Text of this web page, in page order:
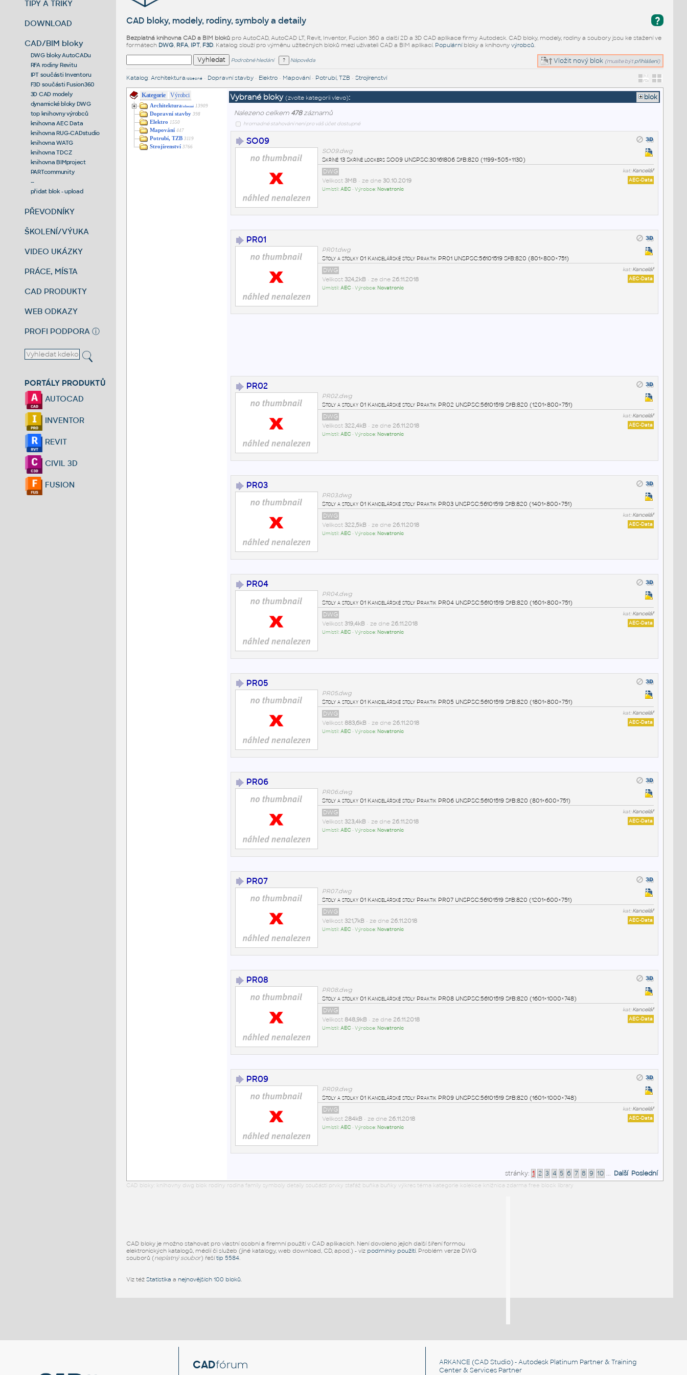
TIPY A TRIKY
DOWNLOAD
CAD/BIM bloky
DWG bloky AutoCADu
RFA rodiny Revitu
IPT součásti Inventoru
F3D součásti Fusion360
3D CAD modely
dynamické bloky DWG
top knihovny výrobců
knihovna AEC Data
knihovna RUG-CADstudio
knihovna WATG
knihovna TDCZ
knihovna BIMproject
PARTcommunity
--
přidat blok - upload
PŘEVODNÍKY
ŠKOLENÍ/VÝUKA
VIDEO UKÁZKY
PRÁCE, MÍSTA
CAD PRODUKTY
WEB ODKAZY
PROFI PODPORA ⓘ
PORTÁLY PRODUKTŮ
AUTOCAD
INVENTOR
REVIT
CIVIL 3D
FUSION
?
CAD bloky, modely, rodiny, symboly a detaily
Bezplatná knihovna CAD a BIM blokůpro AutoCAD, AutoCAD LT, Revit, Inventor, Fusion 360 a další 2D a 3D CAD aplikace firmy Autodesk. CAD bloky, modely, rodiny a soubory jsou ke stažení ve
formátech DWG, RFA, IPT, F3D. Katalog slouží pro výměnu užitečných bloků mezi uživateli CAD a BIM aplikací. Populárníbloky a knihovny výrobců.
Vložit nový blok (musíte být přihlášeni)
Podrobné hledání Nápověda
Katalog: Architektura /obecné• Dopravní stavby• Elektro• Mapování• Potrubí, TZB • Strojírenství
Kategorie Výrobci
Architektura/obecné 13909
Dopravní stavby 398
Elektro 1550
Mapování 447
Potrubí, TZB 3119
Strojírenství 3766
Vybrané bloky (zvolte kategorii vlevo):
blok
Nalezeno celkem 478záznamů
hromadné stahování není pro váš účet dostupné
SO09
SO09.dwg
Skříně 13 Skříně lockers SO09 UNSPSC:30161806 SfB:820 (1199×505×1130)
kat:Kancelář
DWG
AEC-Data
Velikost 3MB• ze dne 30.10.2019
Umístil:AEC• Výrobce: Novatronic
PR01
PR01.dwg
Stoly a stolky 01 Kancelářské stoly Praktik PR01 UNSPSC:56101519 SfB:820 (801×800×751)
kat:Kancelář
DWG
AEC-Data
Velikost 324,2kB• ze dne 26.11.2018
Umístil:AEC• Výrobce: Novatronic
PR02
PR02.dwg
Stoly a stolky 01 Kancelářské stoly Praktik PR02 UNSPSC:56101519 SfB:820 (1201×800×751)
kat:Kancelář
DWG
AEC-Data
Velikost 322,4kB• ze dne 26.11.2018
Umístil:AEC• Výrobce: Novatronic
PR03
PR03.dwg
Stoly a stolky 01 Kancelářské stoly Praktik PR03 UNSPSC:56101519 SfB:820 (1401×800×751)
kat:Kancelář
DWG
AEC-Data
Velikost 322,5kB• ze dne 26.11.2018
Umístil:AEC• Výrobce: Novatronic
PR04
PR04.dwg
Stoly a stolky 01 Kancelářské stoly Praktik PR04 UNSPSC:56101519 SfB:820 (1601×800×751)
kat:Kancelář
DWG
AEC-Data
Velikost 319,4kB• ze dne 26.11.2018
Umístil:AEC• Výrobce: Novatronic
PR05
PR05.dwg
Stoly a stolky 01 Kancelářské stoly Praktik PR05 UNSPSC:56101519 SfB:820 (1801×800×751)
kat:Kancelář
DWG
AEC-Data
Velikost 883,6kB• ze dne 26.11.2018
Umístil:AEC• Výrobce: Novatronic
PR06
PR06.dwg
Stoly a stolky 01 Kancelářské stoly Praktik PR06 UNSPSC:56101519 SfB:820 (801×600×751)
kat:Kancelář
DWG
AEC-Data
Velikost 323,4kB• ze dne 26.11.2018
Umístil:AEC• Výrobce: Novatronic
PR07
PR07.dwg
Stoly a stolky 01 Kancelářské stoly Praktik PR07 UNSPSC:56101519 SfB:820 (1201×600×751)
kat:Kancelář
DWG
AEC-Data
Velikost 321,7kB• ze dne 26.11.2018
Umístil:AEC• Výrobce: Novatronic
PR08
PR08.dwg
Stoly a stolky 01 Kancelářské stoly Praktik PR08 UNSPSC:56101519 SfB:820 (1601×1000×748)
kat:Kancelář
DWG
AEC-Data
Velikost 848,9kB• ze dne 26.11.2018
Umístil:AEC• Výrobce: Novatronic
PR09
PR09.dwg
Stoly a stolky 01 Kancelářské stoly Praktik PR09 UNSPSC:56101519 SfB:820 (1601×1000×748)
kat:Kancelář
DWG
AEC-Data
Velikost 284kB• ze dne 26.11.2018
Umístil:AEC• Výrobce: Novatronic
stránky: 1 2 3 4 5 6 7 8 9 10 ... Další Poslední
CAD bloky: knihovny dwg blok rodiny rodina family symboly detaily součásti prvky stafáž buňka buňky výkres téma kategorie kolekce knižnica zdarma free block library
CAD bloky je možno stahovat pro vlastní osobní a firemní použití v CAD aplikacích. Není dovoleno jejich další šíření formou
elektronických katalogů, médií či služeb (jiné katalogy, web download, CD, apod.) - viz podmínky použití. Problém verze DWG
souborů (neplatný soubor) řešítip 5584.
Viz též Statistika a nejnovějších 100 bloků.
CADfórum ARKANCE (CAD Studio) - Autodesk Platinum Partner & Training
Center & Services Partner